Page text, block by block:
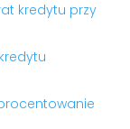
kredytu przy